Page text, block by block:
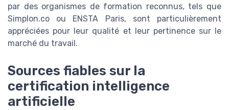
par des organismes de formation reconnus, tels que
Simplon.co ou ENSTA Paris, sont particulièrement
appréciées pour leur qualité et leur pertinence sur le
marché du travail.
Sources fiables sur la
certification intelligence
artificielle